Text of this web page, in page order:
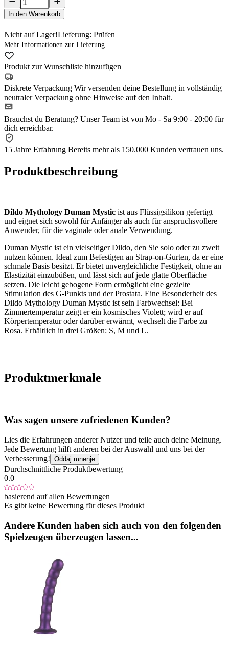
In den Warenkorb
Nicht auf Lager!Lieferung: Prüfen
Mehr Informationen zur Lieferung
Produkt zur Wunschliste hinzufügen
Diskrete Verpackung Wir versenden deine Bestellung in vollständig
neutraler Verpackung ohne Hinweise auf den Inhalt.
Brauchst du Beratung? Unser Team ist von Mo - Sa 9:00 - 20:00 für
dich erreichbar.
15 Jahre Erfahrung Bereits mehr als 150.000 Kunden vertrauen uns.
Produktbeschreibung
Dildo Mythology Duman Mystic ist aus Flüssigsilikon gefertigt
und eignet sich sowohl für Anfänger als auch für anspruchsvollere
Anwender, für die vaginale oder anale Verwendung.
Duman Mystic ist ein vielseitiger Dildo, den Sie solo oder zu zweit
nutzen können. Ideal zum Befestigen an Strap-on-Gurten, da er eine
schmale Basis besitzt. Er bietet unvergleichliche Festigkeit, ohne an
Elastizität einzubüßen, und lässt sich auf jede glatte Oberfläche
setzen. Die leicht gebogene Form ermöglicht eine gezielte
Stimulation des G-Punkts und der Prostata. Eine Besonderheit des
Dildo Mythology Duman Mystic ist sein Farbwechsel: Bei
Zimmertemperatur zeigt er ein kosmisches Violett; wird er auf
Körpertemperatur oder darüber erwärmt, wechselt die Farbe zu
Rosa. Erhältlich in drei Größen: S, M und L.
Produktmerkmale
Was sagen unsere zufriedenen Kunden?
Lies die Erfahrungen anderer Nutzer und teile auch deine Meinung.
Jede Bewertung hilft anderen bei der Auswahl und uns bei der
Verbesserung! Oddaj mnenje
Durchschnittliche Produktbewertung
0.0
basierend auf allen Bewertungen
Es gibt keine Bewertung für dieses Produkt
Andere Kunden haben sich auch von den folgenden
Spielzeugen überzeugen lassen...